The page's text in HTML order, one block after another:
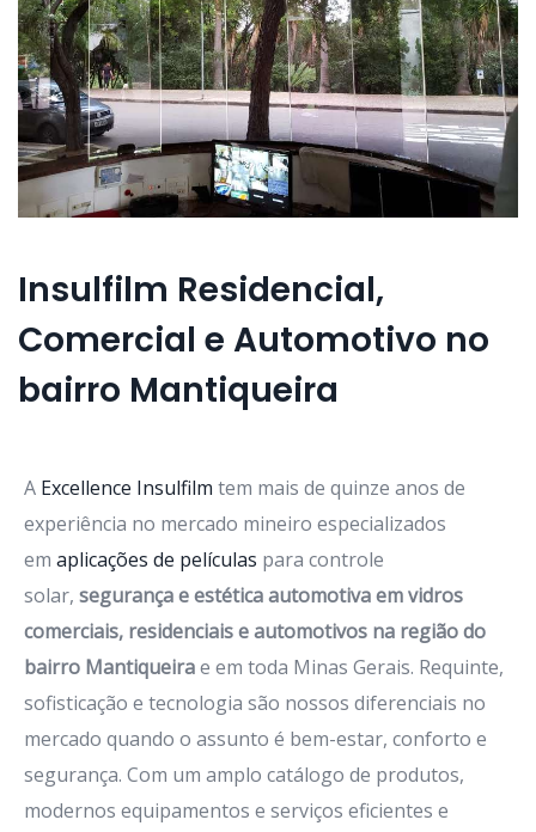
Insulfilm Residencial,
Comercial e Automotivo no
bairro Mantiqueira
A Excellence Insulfilm tem mais de quinze anos de
experiência no mercado mineiro especializados
em aplicações de películas para controle
solar, segurança e estética automotiva em vidros
comerciais, residenciais e automotivos na região do
bairro Mantiqueirae em toda Minas Gerais. Requinte,
sofisticação e tecnologia são nossos diferenciais no
mercado quando o assunto é bem-estar, conforto e
segurança. Com um amplo catálogo de produtos,
modernos equipamentos e serviços eficientes e